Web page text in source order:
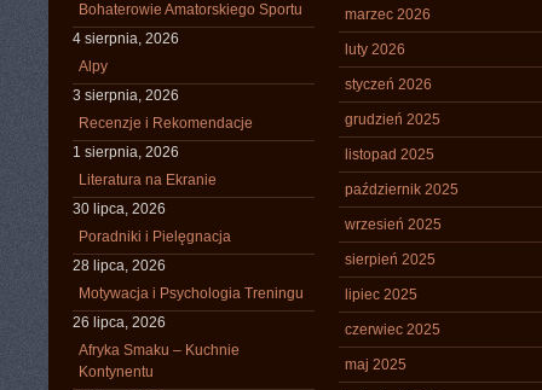
Bohaterowie Amatorskiego Sportu
4 sierpnia, 2026
Alpy
3 sierpnia, 2026
Recenzje i Rekomendacje
1 sierpnia, 2026
Literatura na Ekranie
30 lipca, 2026
Poradniki i Pielęgnacja
28 lipca, 2026
Motywacja i Psychologia Treningu
26 lipca, 2026
Afryka Smaku – Kuchnie
Kontynentu
marzec 2026
luty 2026
styczeń 2026
grudzień 2025
listopad 2025
październik 2025
wrzesień 2025
sierpień 2025
lipiec 2025
czerwiec 2025
maj 2025